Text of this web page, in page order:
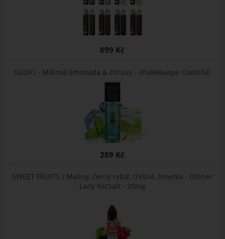
899 Kč
IGLOO - Mátová limonáda & citrusy - shake&vape CoolniSE
289 Kč
SWEET FRUITS / Maliny, černý rybíz, třešně, limetka - Dinner
Lady NicSalt - 20mg